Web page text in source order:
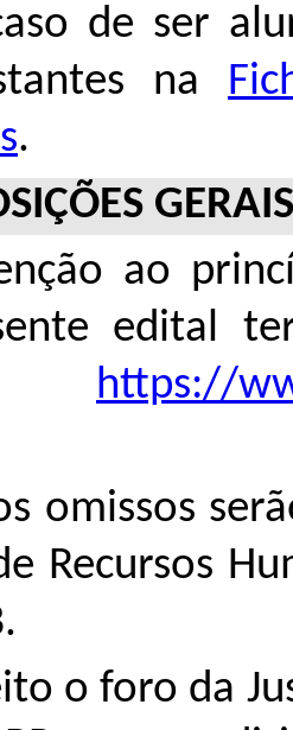
de ser
na
.
ao
edital
https://
omissos
Recursos
o foro da